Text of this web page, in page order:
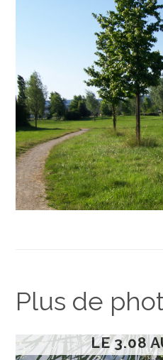
Plus de
LE 3.08